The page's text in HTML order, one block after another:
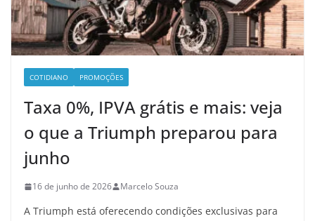
COTIDIANO PROMOÇÕES
Taxa 0%, IPVA grátis e mais: veja
o que a Triumph preparou para
junho
16 de junho de 2026 Marcelo Souza
A Triumph está oferecendo condições exclusivas para